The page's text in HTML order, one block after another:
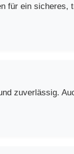
für ein sicheres,
zuverlässig.